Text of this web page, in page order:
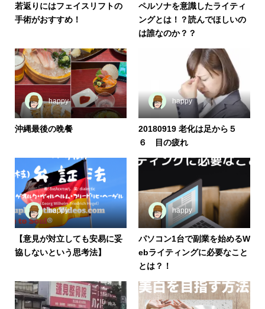
若返りにはフェイスリフトの
手術がおすすめ！
ペルソナを意識したライティ
ングとは！？読んでほしいの
は誰なのか？？
happy
沖縄最後の晩餐
happy
20180919 老化は足から５
６ 目の疲れ
happy
【意見が対立しても安易に妥
協しないという思考法】
happy
パソコン1台で副業を始めるW
ebライティングに必要なこと
とは？！